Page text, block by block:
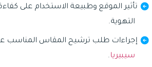
تأثير الموقع وطبيعة الاستخدام على
التهوية.
إجراءات طلب ترشيح المقاس المناسب
سيبيريا.